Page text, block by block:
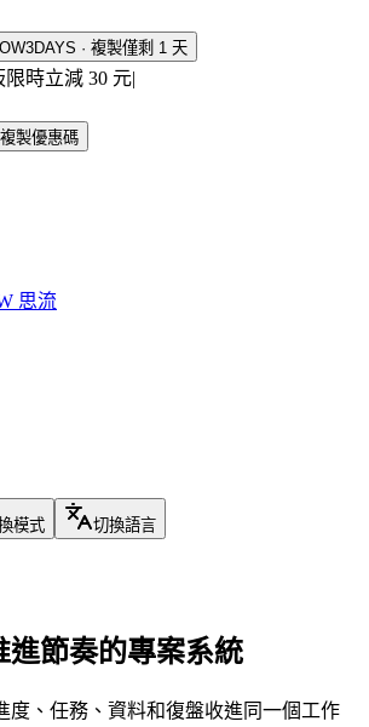
· 複製僅剩 1 天
時立減 30 元|
複製優惠碼
思流
模式 切換語言
進節奏的專案系統
度、任務、資料和復盤收進同一個工作